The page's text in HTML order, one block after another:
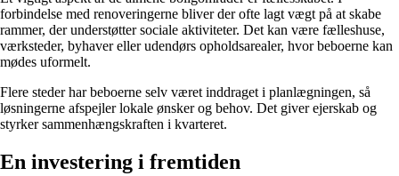
forbindelse med renoveringerne bliver der ofte lagt vægt på at skabe
rammer, der understøtter sociale aktiviteter. Det kan være fælleshuse,
værksteder, byhaver eller udendørs opholdsarealer, hvor beboerne kan
mødes uformelt.
Flere steder har beboerne selv været inddraget i planlægningen, så
løsningerne afspejler lokale ønsker og behov. Det giver ejerskab og
styrker sammenhængskraften i kvarteret.
En investering i fremtiden